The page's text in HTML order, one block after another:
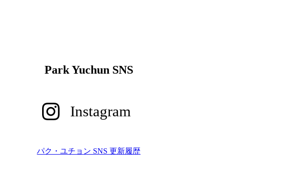
Park Yuchun SNS
Instagram
パク・ユチョン SNS 更新履歴